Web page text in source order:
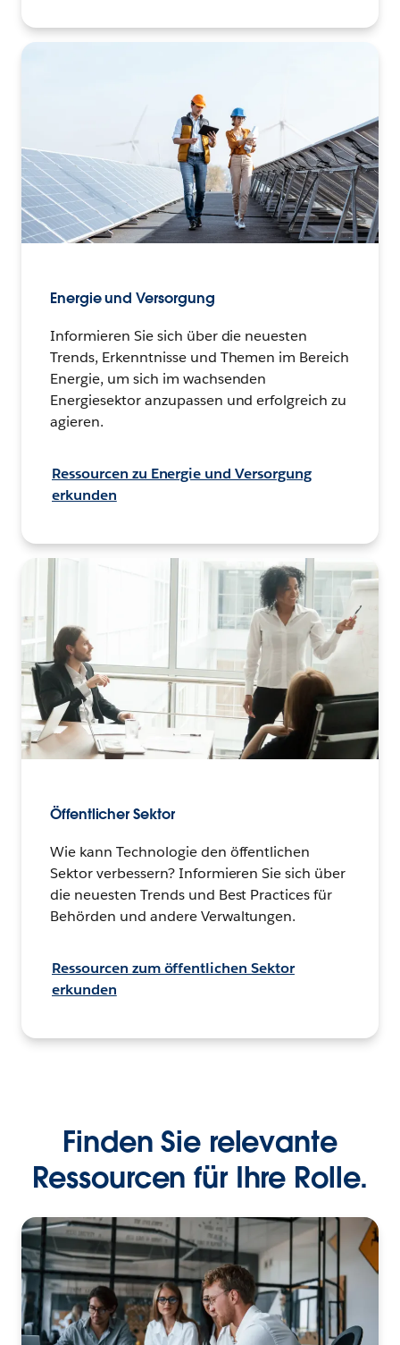
Energie und Versorgung
Informieren Sie sich über die neuesten
Trends, Erkenntnisse und Themen im Bereich
Energie, um sich im wachsenden
Energiesektor anzupassen und erfolgreich zu
agieren.
Ressourcen zu Energie und Versorgung
erkunden
Öffentlicher Sektor
Wie kann Technologie den öffentlichen
Sektor verbessern? Informieren Sie sich über
die neuesten Trends und Best Practices für
Behörden und andere Verwaltungen.
Ressourcen zum öffentlichen Sektor
erkunden
Finden Sie relevante
Ressourcen für Ihre Rolle.